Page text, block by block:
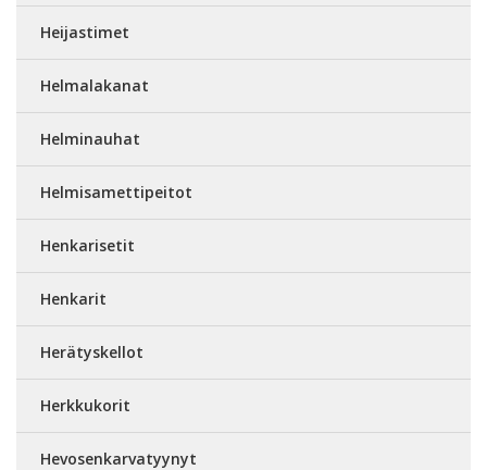
Heijastimet
Helmalakanat
Helminauhat
Helmisamettipeitot
Henkarisetit
Henkarit
Herätyskellot
Herkkukorit
Hevosenkarvatyynyt